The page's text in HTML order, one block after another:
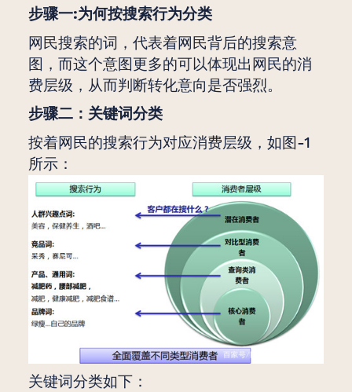
步骤一:为何按搜索行为分类
网民搜索的词，代表着网民背后的搜索意
图，而这个意图更多的可以体现出网民的消
费层级，从而判断转化意向是否强烈。
步骤二：关键词分类
按着网民的搜索行为对应消费层级，如图-1
所示：
关键词分类如下：